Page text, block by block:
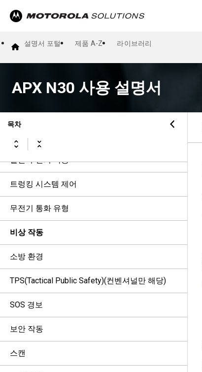
설명서 포털 제품 A-Z 라이브러리
APX N30 사용 설명서
목차
법률 및 지원
먼저 읽어보기
무전기 관리
무전기 개요
시작하기
홈 화면 개요
일반 무전기 작동
트렁킹 시스템 제어
무전기 통화 유형
비상 작동
소방 환경
TPS(Tactical Public Safety)(컨벤셔널만 해당)
SOS 경보
보안 작동
스캔